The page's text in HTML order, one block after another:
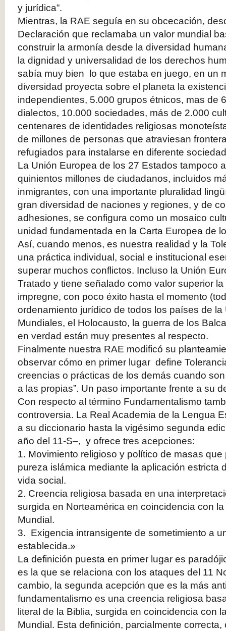
y jurídica”.
Mientras, la RAE seguía en su obcecación,
Declaración que reclamaba un valor mundial
construir la armonía desde la diversidad
la dignidad y universalidad de los derechos
sabía muy bien lo que estaba en juego, en un
diversidad proyecta sobre el planeta la
independientes, 5.000 grupos étnicos, mas de
dialectos, 10.000 sociedades, más de 2.000
centenares de identidades religiosas
de millones de personas que atraviesan
refugiados para instalarse en diferente
La Unión Europea de los 27 Estados tampoco
quinientos millones de ciudadanos, incluidos
inmigrantes, con una importante pluralidad
gran diversidad de naciones y regiones, y de
adhesiones, se configura como un mosaico
unidad fundamentada en la Carta Europea de
Así, cuando menos, es nuestra realidad y la
una práctica individual, social e institucional
superar muchos conflictos. Incluso la Unión
Tratado y tiene señalado como valor superior
impregne, con poco éxito hasta el momento
ordenamiento jurídico de todos los países de la
Mundiales, el Holocausto, la guerra de los
en verdad están muy presentes al respecto.
Finalmente nuestra RAE modificó su
observar cómo en primer lugar define
creencias o prácticas de los demás cuando
a las propias”. Un paso importante frente a su
Con respecto al término Fundamentalismo
controversia. La Real Academia de la Lengua
a su diccionario hasta la vigésimo segunda
año del 11-S–, y ofrece tres acepciones:
1. Movimiento religioso y político de masas
pureza islámica mediante la aplicación estricta
vida social.
2. Creencia religiosa basada en una
surgida en Norteamérica en coincidencia con
Mundial.
3. Exigencia intransigente de sometimiento a
establecida.»
La definición puesta en primer lugar es
es la que se relaciona con los ataques del 11
cambio, la segunda acepción que es la más
fundamentalismo es una creencia religiosa
literal de la Biblia, surgida en coincidencia con
Mundial. Esta definición, parcialmente correcta,